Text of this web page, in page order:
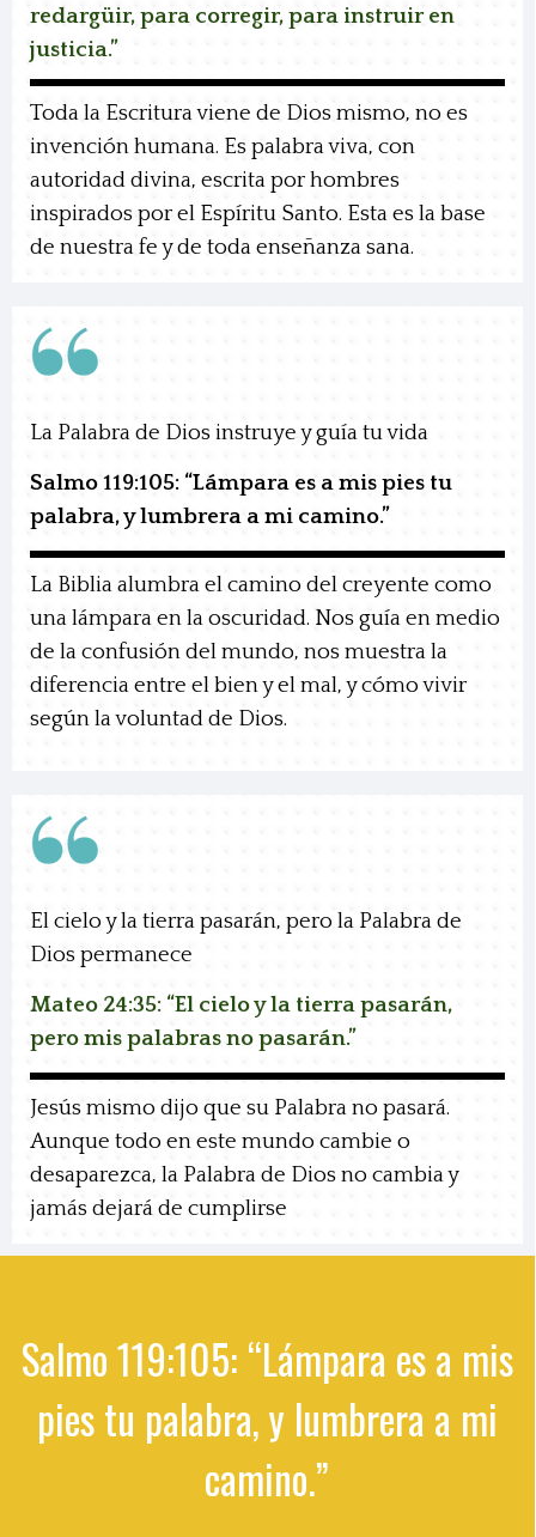
redargüir, para corregir, para instruir en
justicia.”
Toda la Escritura viene de Dios mismo, no es
invención humana. Es palabra viva, con
autoridad divina, escrita por hombres
inspirados por el Espíritu Santo. Esta es la base
de nuestra fe y de toda enseñanza sana.
La Palabra de Dios instruye y guía tu vida
Salmo 119:105: “Lámpara es a mis pies tu
palabra, y lumbrera a mi camino.”
La Biblia alumbra el camino del creyente como
una lámpara en la oscuridad. Nos guía en medio
de la confusión del mundo, nos muestra la
diferencia entre el bien y el mal, y cómo vivir
según la voluntad de Dios.
El cielo y la tierra pasarán, pero la Palabra de
Dios permanece
Mateo 24:35: “El cielo y la tierra pasarán,
pero mis palabras no pasarán.”
Jesús mismo dijo que su Palabra no pasará.
Aunque todo en este mundo cambie o
desaparezca, la Palabra de Dios no cambia y
jamás dejará de cumplirse
Salmo 119:105: “Lámpara es a mis
pies tu palabra, y lumbrera a mi
camino.”